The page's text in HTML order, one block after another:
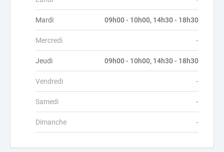
Mardi 09h00 - 10h00, 14h30 - 18h30
Mercredi -
Jeudi 09h00 - 10h00, 14h30 - 18h30
Vendredi -
Samedi -
Dimanche -